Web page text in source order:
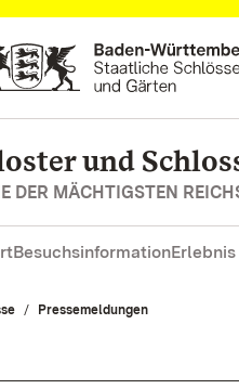
springen
und
DER MÄCHTIGSTEN
Besuchsinformation
Pressemeldungen